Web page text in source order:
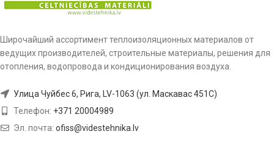
Широчайший ассортимент теплоизоляционных материалов от
ведущих производителей, строительные материалы, решения для
отопления, водопровода и кондиционирования воздуха.
Улица Чуйбес 6, Рига, LV-1063 (ул. Маскавас 451C)
Телефон: +371 20004989
Эл. почта: ofiss@videstehnika.lv